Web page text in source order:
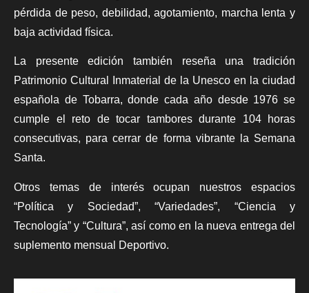
pérdida de peso, debilidad, agotamiento, marcha lenta y
baja actividad física.
La presente edición también reseña una tradición
Patrimonio Cultural Inmaterial de la Unesco en la ciudad
española de Tobarra, donde cada año desde 1976 se
cumple el reto de tocar tambores durante 104 horas
consecutivas, para cerrar de forma vibrante la Semana
Santa.
Otros temas de interés ocupan nuestros espacios
“Política y Sociedad”, “Variedades”, “Ciencia y
Tecnología” y “Cultura”, así como en la nueva entrega del
suplemento mensual Deportivo.